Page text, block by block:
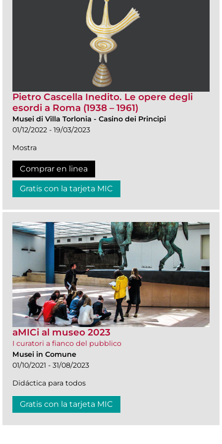
Pietro Cascella Inedito. Le opere degli
esordi a Roma (1938 – 1961)
Musei di Villa Torlonia - Casino dei Principi
01/12/2022 - 19/03/2023
Mostra
Comprar en linea
Gratis con la tarjeta MIC
aMICi al museo 2023
I curatori a fianco del pubblico
Musei in Comune
01/10/2021 - 31/08/2023
Didáctica para todos
Gratis con la tarjeta MIC